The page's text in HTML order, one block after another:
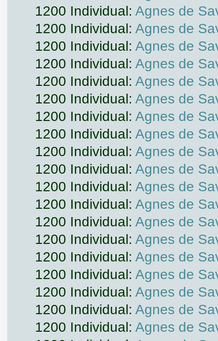
1200 Individual: Agnes de
1200 Individual: Agnes de
1200 Individual: Agnes de
1200 Individual: Agnes de
1200 Individual: Agnes de
1200 Individual: Agnes de
1200 Individual: Agnes de
1200 Individual: Agnes de
1200 Individual: Agnes de
1200 Individual: Agnes de
1200 Individual: Agnes de
1200 Individual: Agnes de
1200 Individual: Agnes de
1200 Individual: Agnes de
1200 Individual: Agnes de
1200 Individual: Agnes de
1200 Individual: Agnes de
1200 Individual: Agnes de
1200 Individual: Agnes de